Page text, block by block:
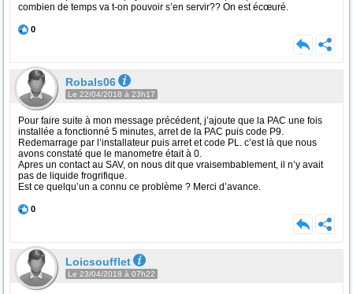
combien de temps va t-on pouvoir s’en servir?? On est écœuré.
0
Robals06
Le 22/04/2018 à 23h17
Pour faire suite à mon message précédent, j’ajoute que la PAC une fois
installée a fonctionné 5 minutes, arret de la PAC puis code P9.
Redemarrage par l’installateur puis arret et code PL. c’est là que nous
avons constaté que le manometre était à 0.
Apres un contact au SAV, on nous dit que vraisembablement, il n’y avait
pas de liquide frogrifique.
Est ce quelqu’un a connu ce problème ? Merci d’avance.
0
Loicsoufflet
Le 23/04/2018 à 07h22